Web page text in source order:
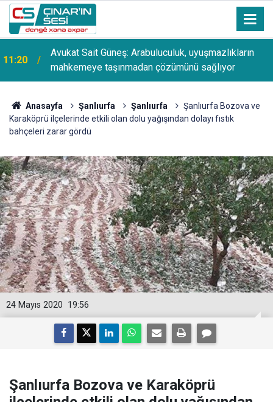
11:20
Avukat Sait Güneş: Arabuluculuk, uyuşmazlıkların
mahkemeye taşınmadan çözümünü sağlıyor
Anasayfa Şanlıurfa Şanlıurfa
Şanlıurfa Bozova ve
Karaköprü ilçelerinde etkili olan dolu yağışından dolayı fıstık
bahçeleri zarar gördü
19:56
24 Mayıs 2020
Şanlıurfa Bozova ve Karaköprü